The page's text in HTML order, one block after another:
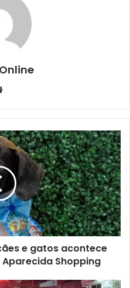
e gatos acontece
Shopping